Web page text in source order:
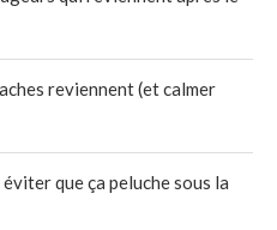
reviennent (et calmer
que ça peluche sous la